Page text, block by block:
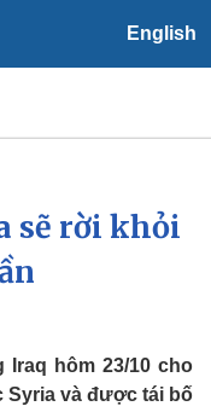
English
thời tiết
đảo
sẽ rời khỏi
Iraq hôm 23/10 cho
Syria và được tái bố